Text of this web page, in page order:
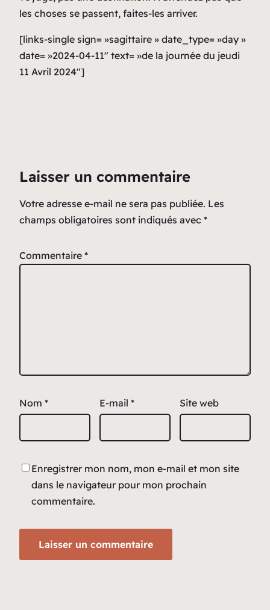
les choses se passent, faites-les arriver.
[links-single sign= »sagittaire » date_type= »day »
date= »2024-04-11″ text= »de la journée du jeudi
11 Avril 2024″]
Laisser un commentaire
Votre adresse e-mail ne sera pas publiée. Les
champs obligatoires sont indiqués avec *
Commentaire *
Nom * E-mail * Site web
Enregistrer mon nom, mon e-mail et mon site
dans le navigateur pour mon prochain
commentaire.